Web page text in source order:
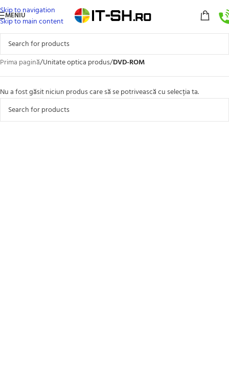
Skip to navigation
Skip to main content
MENIU
Prima pagină/Unitate optica produs/DVD-ROM
Nu a fost găsit niciun produs care să se potrivească cu selecția ta.